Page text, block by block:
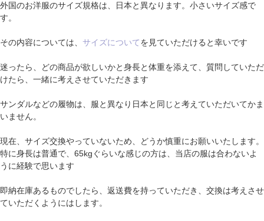
外国のお洋服のサイズ規格は、日本と異なります。小さいサイズ感で
す。
その内容については、 サイズについてを見ていただけると幸いです
迷ったら、どの商品が欲しいかと身長と体重を添えて、質問していただ
けたら、一緒に考えさせていただきます
サンダルなどの履物は、服と異なり日本と同じと考えていただいてかま
いません。
現在、サイズ交換やっていないため、どうか慎重にお願いいたします。
特に身長は普通で、65kgぐらいな感じの方は、当店の服は合わないよ
うに経験で思います
即納在庫あるものでしたら、返送費を持っていただき、交換は考えさせ
ていただくようにはします。